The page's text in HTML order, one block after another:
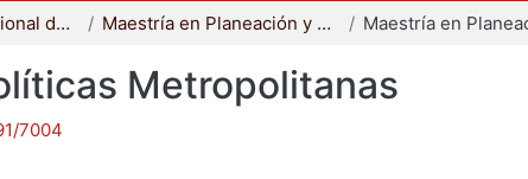
Coordinación Divisional de Posgrado Maestría en Planeación y Políticas Metropolitanas
Metropolitanas
7004